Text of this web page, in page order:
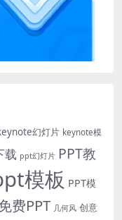
幻灯片 keynote模
载 ppt幻灯片 PPT教
模板 PPT模
费PPT 几何风 创意